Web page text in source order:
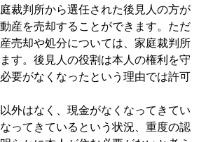
裁判所から選任された後見人の方が
産を売却することができます。ただ
売却や処分については、家庭裁判所
す。後見人の役割は本人の権利を守
要がなくなったという理由では許可
外はなく、現金がなくなってきてい
ってきているという状況、重度の認